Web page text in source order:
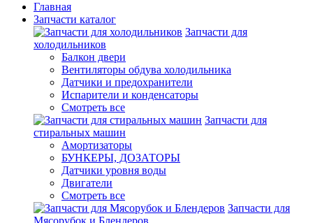
Главная
Запчасти каталог
Запчасти для
холодильников
Балкон двери
Вентиляторы обдува холодильника
Датчики и предохранители
Испарители и конденсаторы
Смотреть все
Запчасти для
стиральных машин
Амортизаторы
БУНКЕРЫ, ДОЗАТОРЫ
Датчики уровня воды
Двигатели
Смотреть все
Запчасти для
Мясорубок и Блендеров